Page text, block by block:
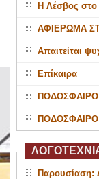
Η Λέσβος στο
ΑΦΙΕΡΩΜΑ
Απαιτείται
Επίκαιρα
ΠΟΔΟΣΦΑΙΡΟ
ΠΟΔΟΣΦΑΙΡΟ
Παρουσίαση: